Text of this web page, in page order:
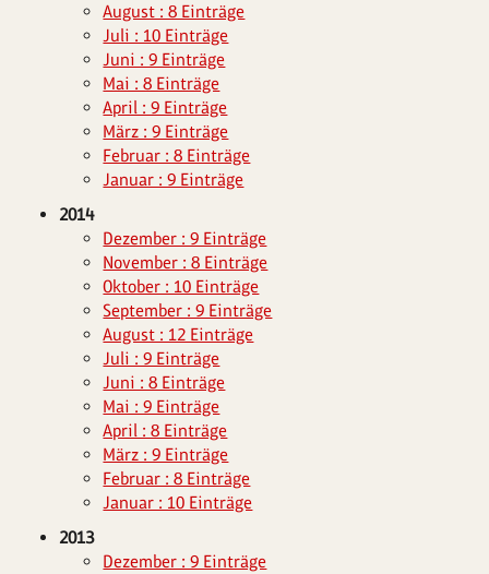
August : 8 Einträge
Juli : 10 Einträge
Juni : 9 Einträge
Mai : 8 Einträge
April : 9 Einträge
März : 9 Einträge
Februar : 8 Einträge
Januar : 9 Einträge
2014
Dezember : 9 Einträge
November : 8 Einträge
Oktober : 10 Einträge
September : 9 Einträge
August : 12 Einträge
Juli : 9 Einträge
Juni : 8 Einträge
Mai : 9 Einträge
April : 8 Einträge
März : 9 Einträge
Februar : 8 Einträge
Januar : 10 Einträge
2013
Dezember : 9 Einträge